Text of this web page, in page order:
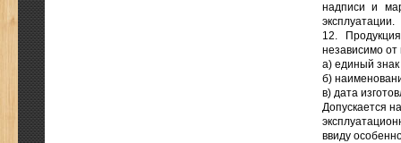
надписи и
эксплуатации.
12.
независимо от
а) единый
б)
в) дата
Допускается
ввиду